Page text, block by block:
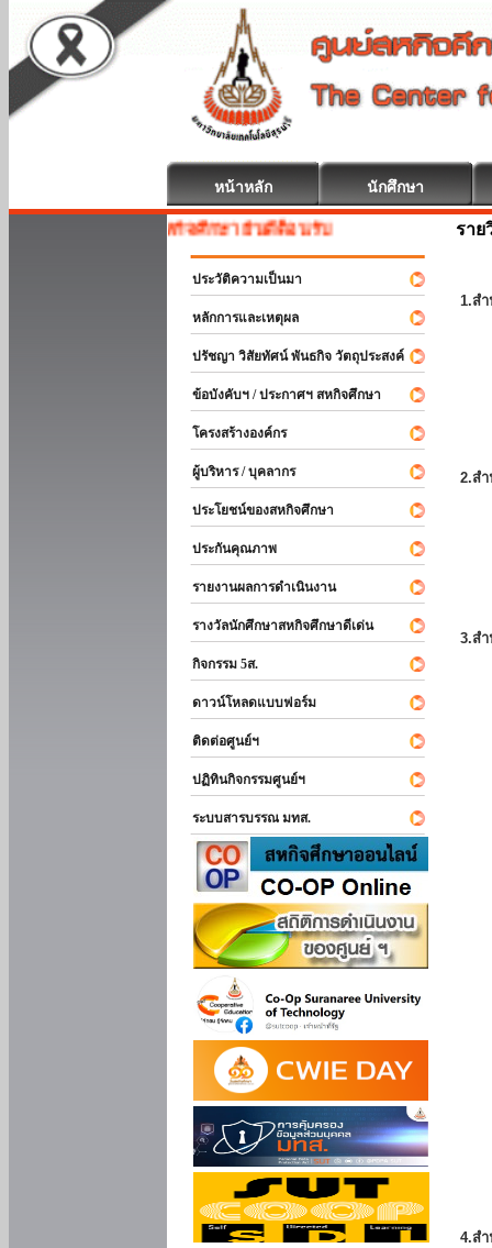
หน้าหลัก นักศึกษา
สหกิจศึกษา ยินดีต้อนรับ
ประวัติความเป็นมา
หลักการและเหตุผล
ปรัชญา วิสัยทัศน์ พันธกิจ วัตถุประสงค์
ข้อบังคับฯ / ประกาศฯ สหกิจศึกษา
โครงสร้างองค์กร
ผู้บริหาร / บุคลากร
ประโยชน์ของสหกิจศึกษา
ประกันคุณภาพ
รายงานผลการดำเนินงาน
รางวัลนักศึกษาสหกิจศึกษาดีเด่น
กิจกรรม 5ส.
ดาวน์โหลดแบบฟอร์ม
ติดต่อศูนย์ฯ
ปฏิทินกิจกรรมศูนย์ฯ
ระบบสารบรรณ มทส.
ราย
1.ส
2.ส
3.ส
4.ส